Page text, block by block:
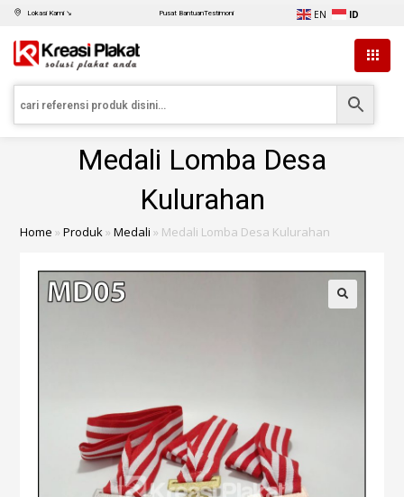
Lokasi Kami ↘ Pusat BantuanTestimoni EN ID
Medali Lomba Desa
Kulurahan
Home »Produk»Medali » Medali Lomba Desa Kulurahan